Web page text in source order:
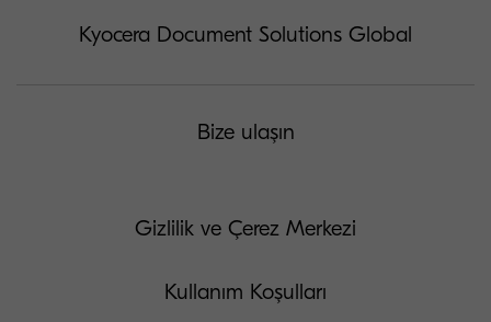
Kyocera Document Solutions Global
Bize ulaşın
Gizlilik ve Çerez Merkezi
Kullanım Koşulları